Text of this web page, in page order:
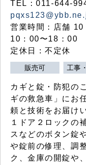
TEL：011-644-
営業時間：店舗
10：00〜18：00
定休日：不定休
販売可 工事
カギと錠・防犯の
ギの救急車」にお
頼と技術をお届け
１ドア２ロックの
スなどのボタン錠
や錠前の修理、調
ク、金庫の開錠や